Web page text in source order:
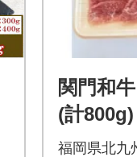
関門和
(計
福岡県北九